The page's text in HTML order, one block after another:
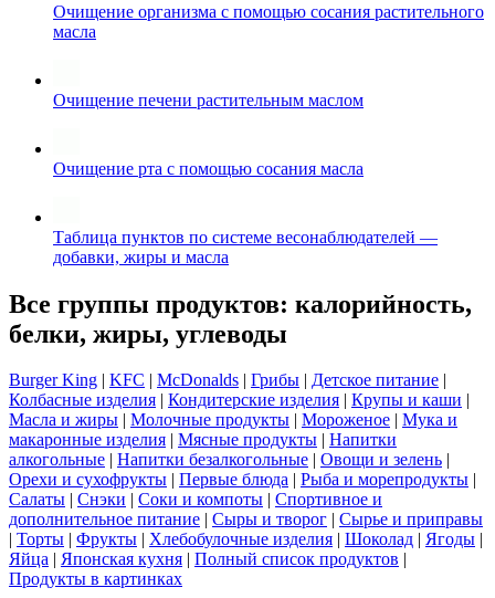
Очищение организма с помощью сосания растительного
масла
Очищение печени растительным маслом
Очищение рта с помощью сосания масла
Таблица пунктов по системе весонаблюдателей —
добавки, жиры и масла
Все группы продуктов: калорийность,
белки, жиры, углеводы
Burger King | KFC | McDonalds | Грибы | Детское питание |
Колбасные изделия | Кондитерские изделия | Крупы и каши |
Масла и жиры | Молочные продукты | Мороженое | Мука и
макаронные изделия | Мясные продукты | Напитки
алкогольные | Напитки безалкогольные | Овощи и зелень |
Орехи и сухофрукты | Первые блюда | Рыба и морепродукты |
Салаты | Снэки | Соки и компоты | Спортивное и
дополнительное питание | Сыры и творог | Сырье и приправы
| Торты | Фрукты | Хлебобулочные изделия | Шоколад | Ягоды |
Яйца | Японская кухня | Полный список продуктов |
Продукты в картинках